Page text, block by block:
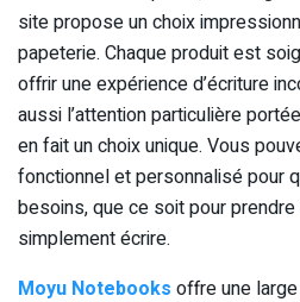
site propose un choix
papeterie. Chaque produit est
offrir une expérience d’écriture
aussi l’attention particulière
en fait un choix unique. Vous
fonctionnel et personnalisé pour
besoins, que ce soit pour
simplement écrire.
Moyu Notebooks offre une